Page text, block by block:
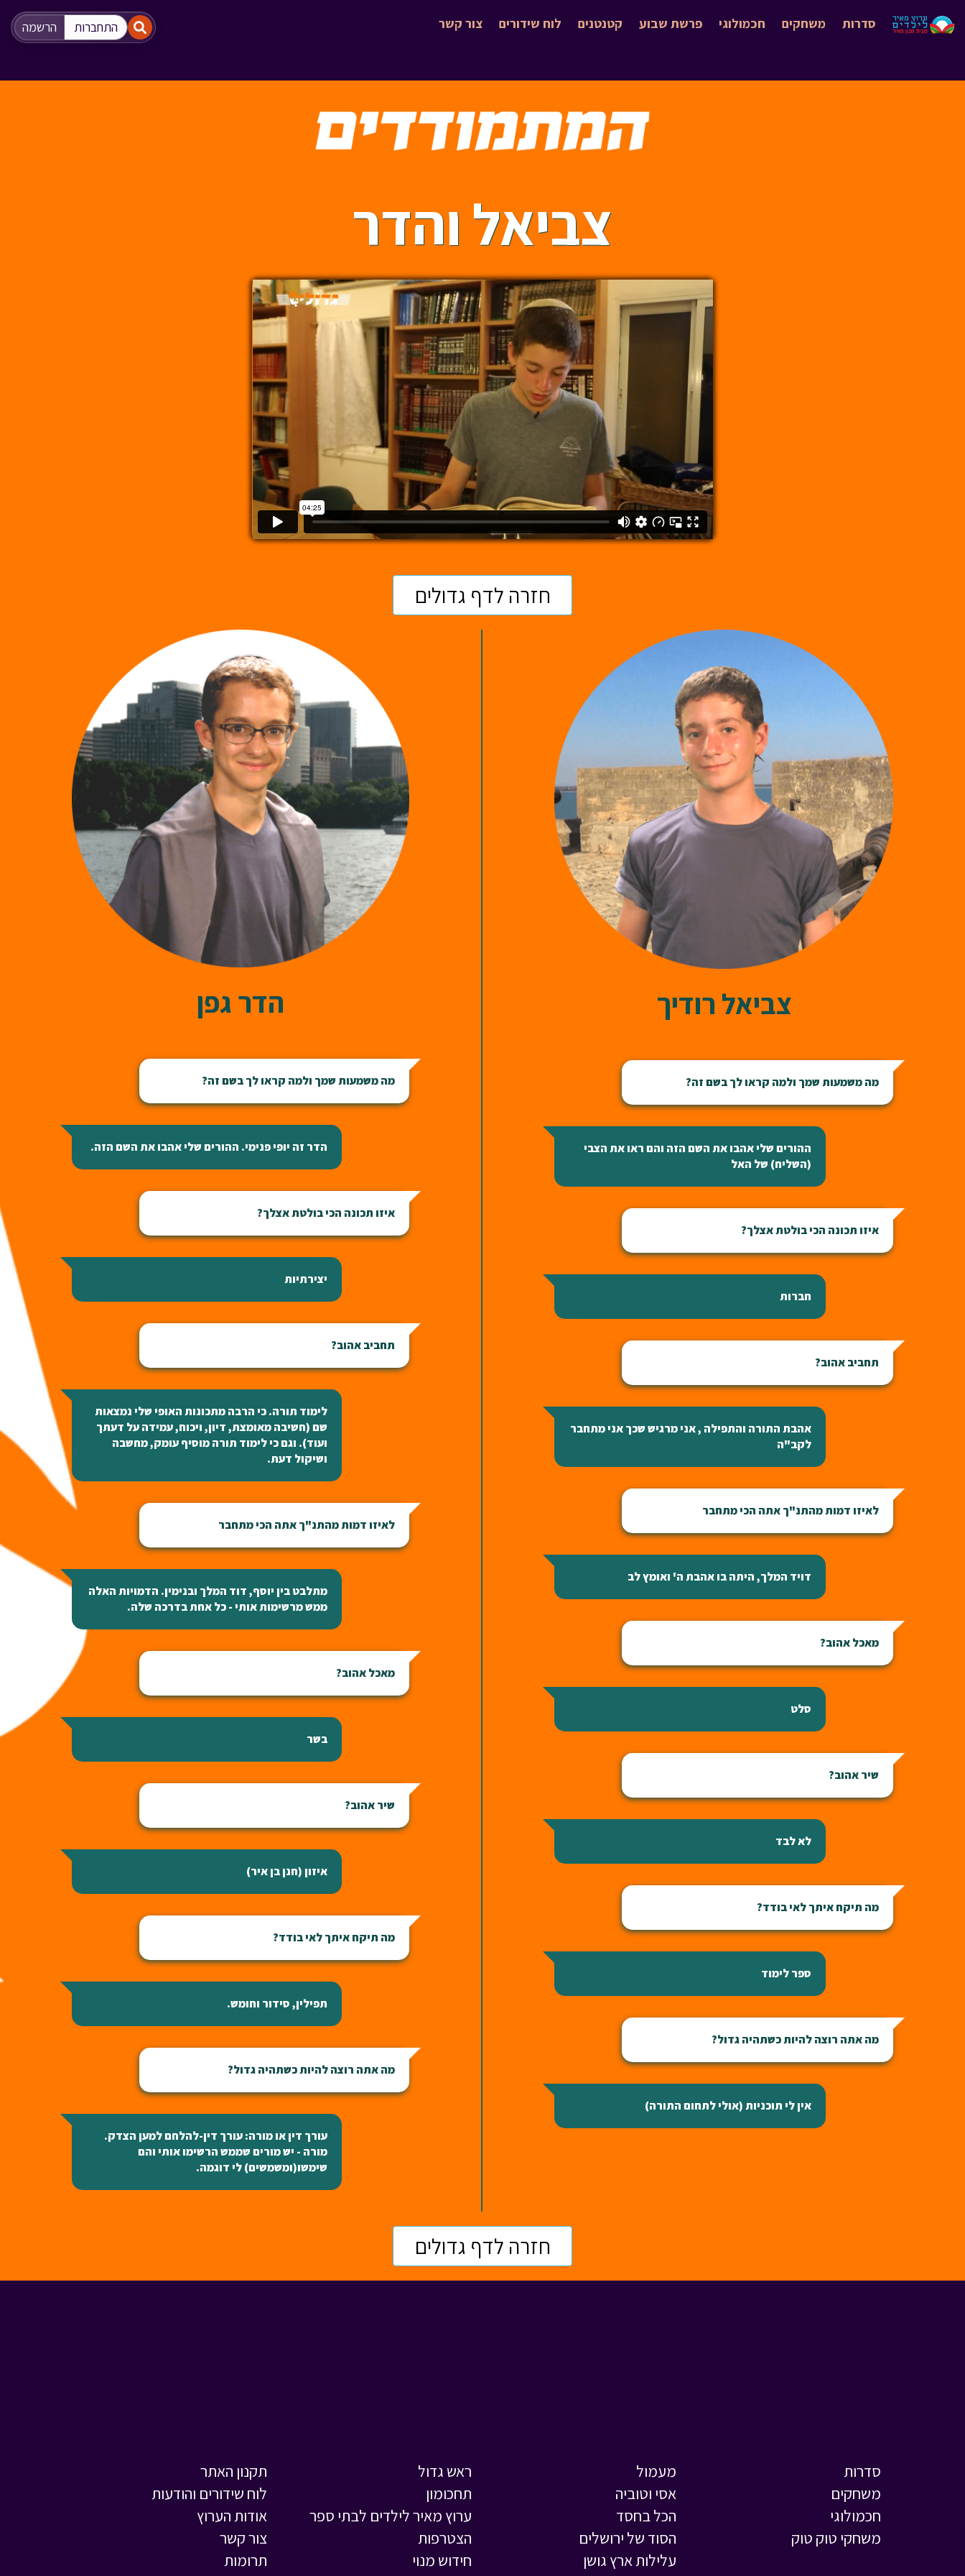
התחברות הרשמה צור קשר לוח שידורים קטנטנים פרשת שבוע חכמולוגי משחקים סדרות
צביאל והדר
חזרה לדף גדולים
הדר גפן
מה משמעות שמך ולמה קראו לך בשם זה?
הדר זה יופי פנימי. ההורים שלי אהבו את השם הזה.
איזו תכונה הכי בולטת אצלך?
יצירתיות
תחביב אהוב?
לימוד תורה. כי הרבה מתכונות האופי שלי נמצאות
שם (חשיבה מאומצת, דיון, ויכוח, עמידה על דעתך
ועוד). וגם כי לימוד תורה מוסיף עומק, מחשבה
ושיקול דעת.
לאיזו דמות מהתנ"ך אתה הכי מתחבר
מתלבט בין יוסף, דוד המלך ובנימין. הדמויות האלה
ממש מרשימות אותי - כל אחת בדרכה שלה.
מאכל אהוב?
בשר
שיר אהוב?
איזון (חנן בן איר)
מה תיקח איתך לאי בודד?
תפילין, סידור וחומש.
מה אתה רוצה להיות כשתהיה גדול?
עורך דין או מורה: עורך דין-להלחם למען הצדק.
מורה - יש מורים שממש הרשימו אותי והם
שימשו(ומשמשים) לי דוגמה.
צביאל רודיך
מה משמעות שמך ולמה קראו לך בשם זה?
ההורים שלי אהבו את השם הזה והם ראו את הצבי
(השליח) של האל
איזו תכונה הכי בולטת אצלך?
חברות
תחביב אהוב?
אהבת התורה והתפילה , אני מרגיש שכך אני מתחבר
לקב"ה
לאיזו דמות מהתנ"ך אתה הכי מתחבר
דויד המלך, היתה בו אהבת ה' ואומץ לב
מאכל אהוב?
סלט
שיר אהוב?
לא לבד
מה תיקח איתך לאי בודד?
ספר לימוד
מה אתה רוצה להיות כשתהיה גדול?
אין לי תוכניות (אולי לתחום התורה)
חזרה לדף גדולים
סדרות
משחקים
חכמולוגי
משחקי טוק טוק
מעמול
אסי וטוביה
הכל בחסד
הסוד של ירושלים
עלילות ארץ גושן
ראש גדול
תחכומון
ערוץ מאיר לילדים לבתי ספר
הצטרפות
חידוש מנוי
תקנון האתר
לוח שידורים והודעות
אודות הערוץ
צור קשר
תרומות